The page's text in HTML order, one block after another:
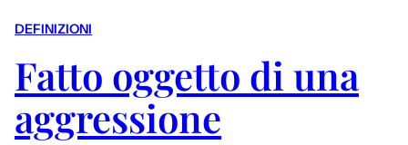
DEFINIZIONI
Fatto oggetto di una
aggressione